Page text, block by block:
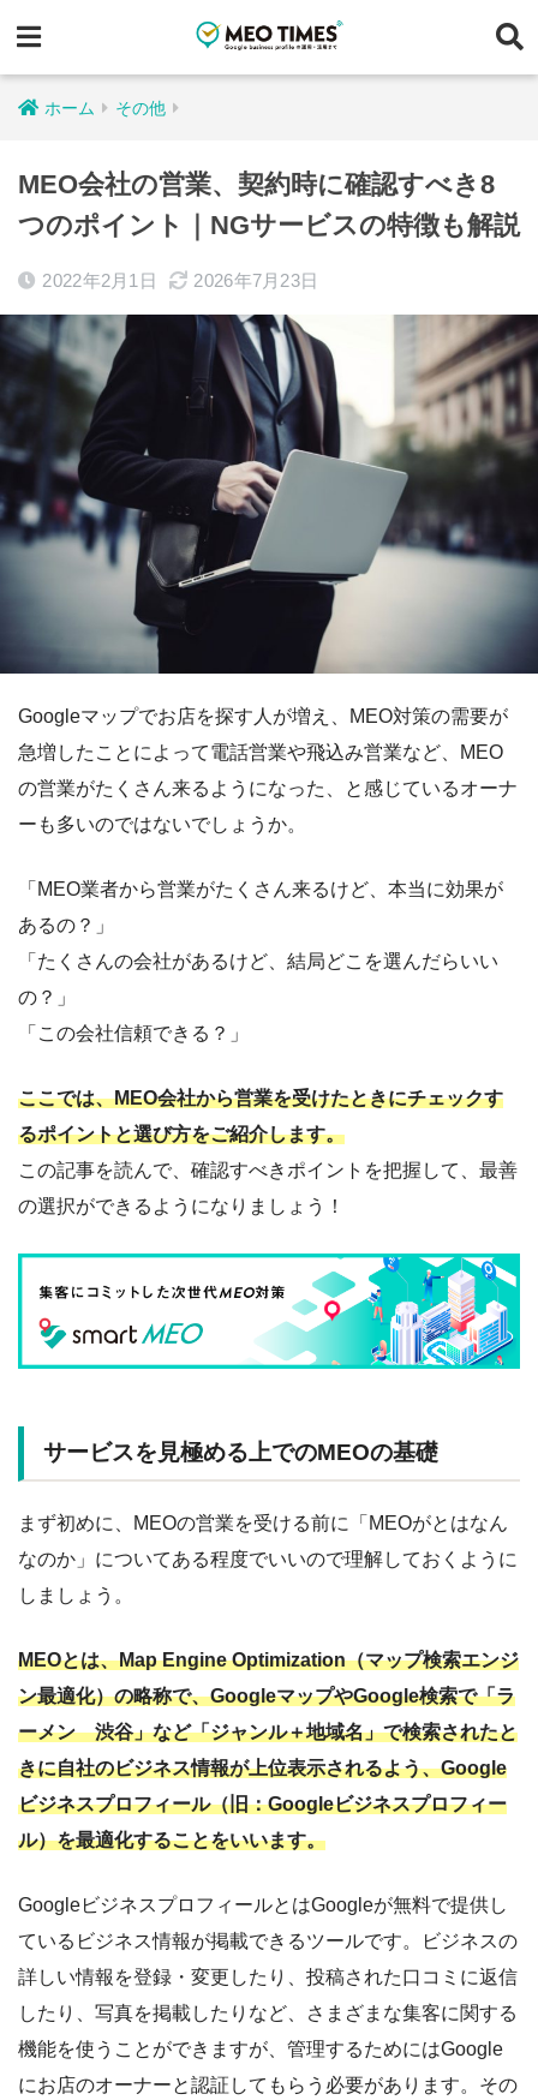
ホーム その他
MEO会社の営業、契約時に確認すべき8
つのポイント｜NGサービスの特徴も解説
2022年2月1日 2026年7月23日
Googleマップでお店を探す人が増え、MEO対策の需要が
急増したことによって電話営業や飛込み営業など、MEO
の営業がたくさん来るようになった、と感じているオーナ
ーも多いのではないでしょうか。
「MEO業者から営業がたくさん来るけど、本当に効果が
あるの？」
「たくさんの会社があるけど、結局どこを選んだらいい
の？」
「この会社信頼できる？」
ここでは、MEO会社から営業を受けたときにチェックす
るポイントと選び方をご紹介します。
この記事を読んで、確認すべきポイントを把握して、最善
の選択ができるようになりましょう！
サービスを見極める上でのMEOの基礎
まず初めに、MEOの営業を受ける前に「MEOがとはなん
なのか」についてある程度でいいので理解しておくように
しましょう。
MEOとは、Map Engine Optimization（マップ検索エンジ
ン最適化）の略称で、GoogleマップやGoogle検索で「ラ
ーメン 渋谷」など「ジャンル＋地域名」で検索されたと
きに自社のビジネス情報が上位表示されるよう、Google
ビジネスプロフィール（旧：Googleビジネスプロフィー
ル）を最適化することをいいます。
GoogleビジネスプロフィールとはGoogleが無料で提供し
ているビジネス情報が掲載できるツールです。ビジネスの
詳しい情報を登録・変更したり、投稿された口コミに返信
したり、写真を掲載したりなど、さまざまな集客に関する
機能を使うことができますが、管理するためにはGoogle
にお店のオーナーと認証してもらう必要があります。その